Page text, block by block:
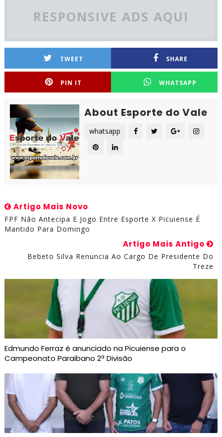
RESPONSIVE ADS AQUI
TWEET SHARE
PIN IT WHATSAPP
About Esporte do Vale
whatsapp
Artigo Mais Novo
FPF Não Antecipa E Jogo Entre Esporte X Picuiense É
Mantido Para Domingo
Artigo Mais Antigo
Bebeto Silva Renuncia Ao Cargo De Presidente Do
Treze
Edmundo Ferraz é anunciado na Picuiense para o
Campeonato Paraibano 2ª Divisão